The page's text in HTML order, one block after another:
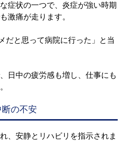
症状の一つで、炎症が強い時期
激痛が走ります。
だと思って病院に行った」と当
日中の疲労感も増し、仕事にも
の不安
、安静とリハビリを指示されま